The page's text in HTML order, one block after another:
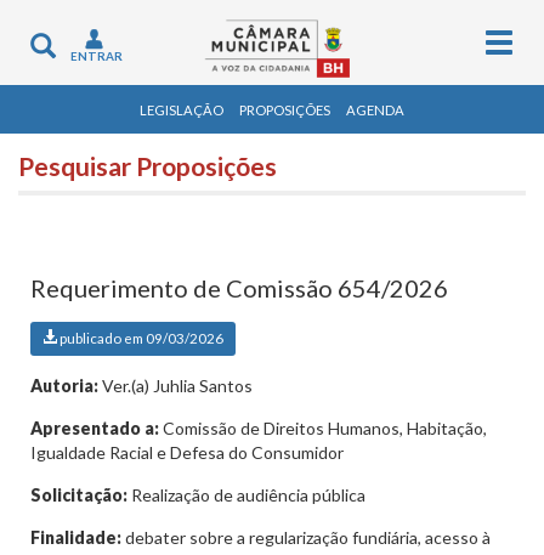
Toggle
navigation
ENTRAR
LEGISLAÇÃO PROPOSIÇÕES AGENDA
Pesquisar Proposições
Requerimento de Comissão 654/2026
publicado em 09/03/2026
Autoria:Ver.(a) Juhlia Santos
Apresentado a:Comissão de Direitos Humanos, Habitação,
Igualdade Racial e Defesa do Consumidor
Solicitação: Realização de audiência pública
Finalidade:debater sobre a regularização fundiária, acesso à